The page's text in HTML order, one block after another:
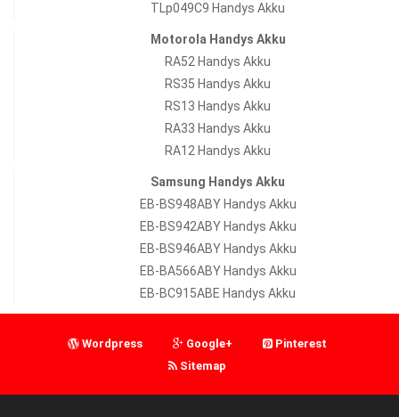
TLp049C9 Handys Akku
Motorola Handys Akku
RA52 Handys Akku
RS35 Handys Akku
RS13 Handys Akku
RA33 Handys Akku
RA12 Handys Akku
Samsung Handys Akku
EB-BS948ABY Handys Akku
EB-BS942ABY Handys Akku
EB-BS946ABY Handys Akku
EB-BA566ABY Handys Akku
EB-BC915ABE Handys Akku
Wordpress Google+
Pinterest
Sitemap